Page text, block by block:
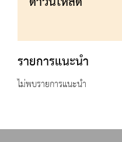
รายการแนะนำ
ไม่พบรายการแนะนำ